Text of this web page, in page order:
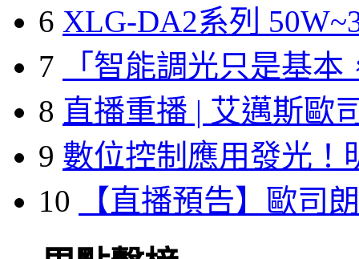
6 XLG-DA2系列
7
「智能調光只是基本
8 直播重播 | 艾邁斯歐
9 數位控制應用發光！
10
【直播預告】歐司